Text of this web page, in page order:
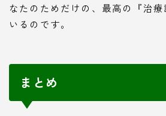
なたのためだけの、最高の『治
いるのです。
まとめ